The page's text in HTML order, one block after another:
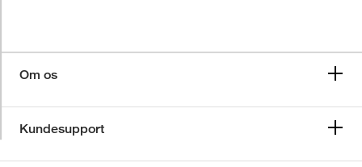
Om os
Kundesupport